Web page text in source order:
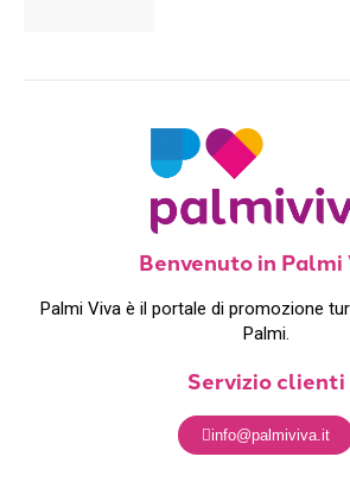
Benvenuto in Palmi
Palmi Viva è il portale di promozione
Palmi.
Servizio clienti
info@palmiviva.it